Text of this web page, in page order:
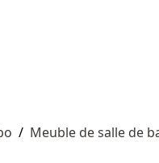
/ Meuble de salle de